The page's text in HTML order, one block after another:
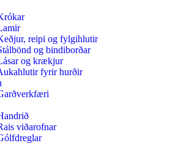
reipi og fylgihlutir
og bindiborðar
og krækjur
fyrir hurðir
viðarofnar